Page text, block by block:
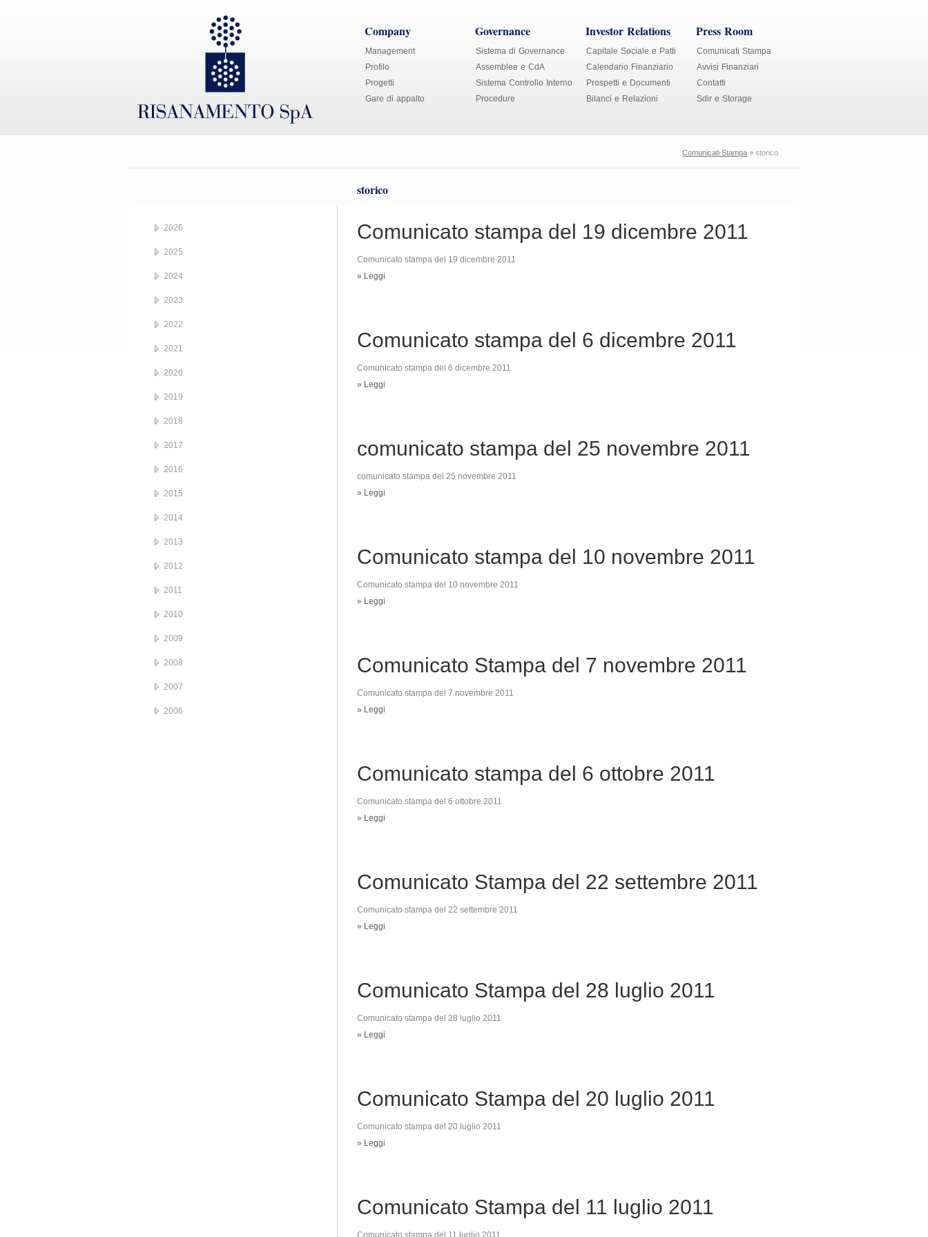
Company
Management
Profilo
Progetti
Gare di appalto
Governance
Sistema di Governance
Assemblee e CdA
Sistema Controllo Interno
Procedure
Investor Relations
Capitale Sociale e Patti
Calendario Finanziario
Prospetti e Documenti
Bilanci e Relazioni
Press Room
Comunicati Stampa
Avvisi Finanziari
Contatti
Sdir e Storage
Comunicati Stampa » storico
storico
Comunicato stampa del 19 dicembre 2011
Comunicato stampa del 19 dicembre 2011
» Leggi
Comunicato stampa del 6 dicembre 2011
Comunicato stampa del 6 dicembre 2011
» Leggi
comunicato stampa del 25 novembre 2011
comunicato stampa del 25 novembre 2011
» Leggi
Comunicato stampa del 10 novembre 2011
Comunicato stampa del 10 novembre 2011
» Leggi
Comunicato Stampa del 7 novembre 2011
Comunicato stampa del 7 novembre 2011
» Leggi
Comunicato stampa del 6 ottobre 2011
Comunicato stampa del 6 ottobre 2011
» Leggi
Comunicato Stampa del 22 settembre 2011
Comunicato stampa del 22 settembre 2011
» Leggi
Comunicato Stampa del 28 luglio 2011
Comunicato stampa del 28 luglio 2011
» Leggi
Comunicato Stampa del 20 luglio 2011
Comunicato stampa del 20 luglio 2011
» Leggi
Comunicato Stampa del 11 luglio 2011
Comunicato stampa del 11 luglio 2011
2026
2025
2024
2023
2022
2021
2020
2019
2018
2017
2016
2015
2014
2013
2012
2011
2010
2009
2008
2007
2006